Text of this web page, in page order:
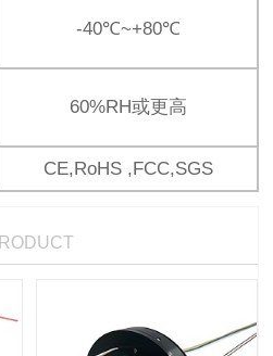
-40℃~+80℃
60%RH或更高
CE,RoHS ,FCC,SGS